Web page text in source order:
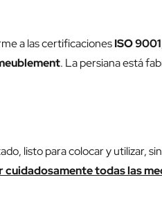
a las certificacionesISO 9001
. La persiana está
listo para colocar y utilizar,
todas las